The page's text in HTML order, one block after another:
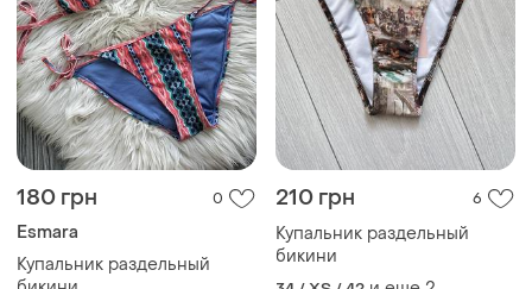
180 грн 0
Esmara
Купальник раздельный
бикини
210 грн
Купальник раздельный
бикини
34 / XS / 42 и еще 2